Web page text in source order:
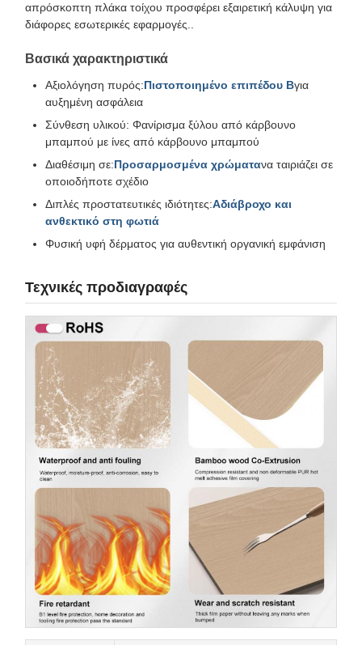
απρόσκοπτη πλάκα τοίχου προσφέρει εξαιρετική κάλυψη για
διάφορες εσωτερικές εφαρμογές..
Βασικά χαρακτηριστικά
Αξιολόγηση πυρός:Πιστοποιημένο επιπέδου Βγια
αυξημένη ασφάλεια
Σύνθεση υλικού: Φανίρισμα ξύλου από κάρβουνο
μπαμπού με ίνες από κάρβουνο μπαμπού
Διαθέσιμη σε:Προσαρμοσμένα χρώματανα ταιριάζει σε
οποιοδήποτε σχέδιο
Διπλές προστατευτικές ιδιότητες:Αδιάβροχο και
ανθεκτικό στη φωτιά
Φυσική υφή δέρματος για αυθεντική οργανική εμφάνιση
Τεχνικές προδιαγραφές